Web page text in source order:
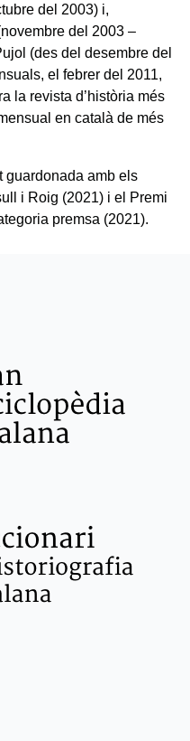
del 2003) i,
del 2003 –
(des del desembre del
el febrer del 2011,
la revista d’història més
en català de més
guardonada amb els
i Roig (2021) i el Premi
premsa (2021).